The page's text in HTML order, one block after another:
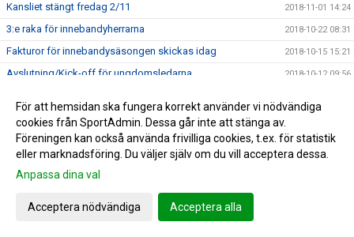
Kansliet stängt fredag 2/11 2018-11-01 14:24
3:e raka för innebandyherrarna 2018-10-22 08:31
Fakturor för innebandysäsongen skickas idag 2018-10-15 15:21
Avslutning/Kick-off för ungdomsledarna 2018-10-12 09:56
Herrlaget kvar i div 3
Serieavslutning för herrlaget i Åmål 2018-10-04 15:27
Damerna fixade det, Div 1 2019
Go seger för Herrarna
Herrlaget behöver ert stöd ikväll
För att hemsidan ska fungera korrekt använder vi nödvändiga
cookies från SportAdmin. Dessa går inte att stänga av.
Föreningen kan också använda frivilliga cookies, t.ex. för statistik
eller marknadsföring. Du väljer själv om du vill acceptera dessa.
Anpassa dina val
Acceptera nödvändiga Acceptera alla